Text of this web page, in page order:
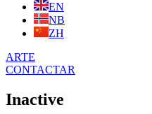
EN
NB
ZH
ARTE
CONTACTAR
Inactive